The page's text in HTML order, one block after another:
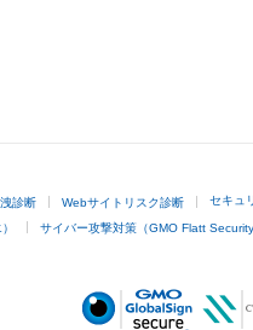
診断 Webサイトリスク診断 セキュ
サイバー攻撃対策（GMO Flatt Security